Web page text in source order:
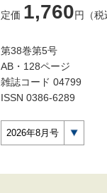
定価 1,760円（税
第38巻第5号
AB・128ページ
雑誌コード 04799
ISSN 0386-6289
2026年8月号